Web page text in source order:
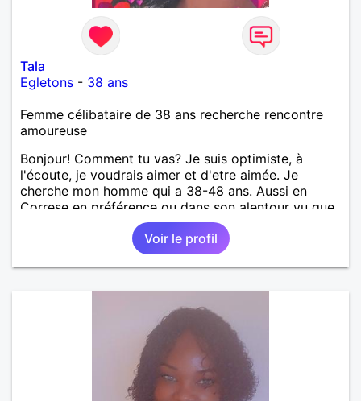
Tala
Egletons - 38 ans
Femme célibataire de 38 ans recherche rencontre
amoureuse
Bonjour! Comment tu vas? Je suis optimiste, à
l'écoute, je voudrais aimer et d'etre aimée. Je
cherche mon homme qui a 38-48 ans. Aussi en
Correse en préférence ou dans son alentour vu que
je travaille en CDI et je ne peux pas souvent
voyager loin. Merci. Bon chance à tout le monde.
Voir le profil